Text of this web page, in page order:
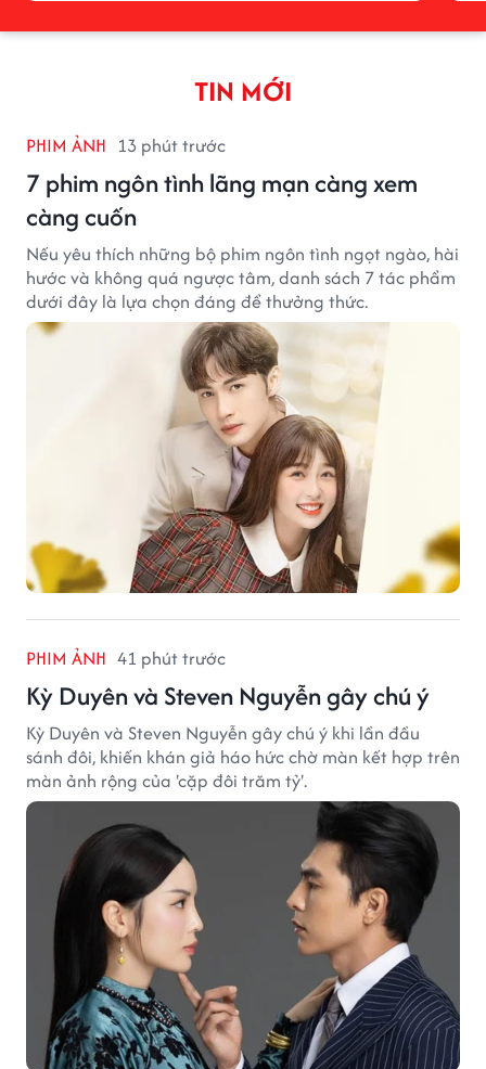
TIN MỚI
PHIM ẢNH 13 phút trước
7 phim ngôn tình lãng mạn càng xem
càng cuốn
Nếu yêu thích những bộ phim ngôn tình ngọt ngào, hài
hước và không quá ngược tâm, danh sách 7 tác phẩm
dưới đây là lựa chọn đáng để thưởng thức.
PHIM ẢNH 41 phút trước
Kỳ Duyên và Steven Nguyễn gây chú ý
Kỳ Duyên và Steven Nguyễn gây chú ý khi lần đầu
sánh đôi, khiến khán giả háo hức chờ màn kết hợp trên
màn ảnh rộng của 'cặp đôi trăm tỷ'.